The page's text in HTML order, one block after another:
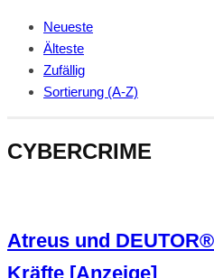
Neueste
Älteste
Zufällig
Sortierung (A-Z)
CYBERCRIME
Atreus und
Kräfte [Anzeige]